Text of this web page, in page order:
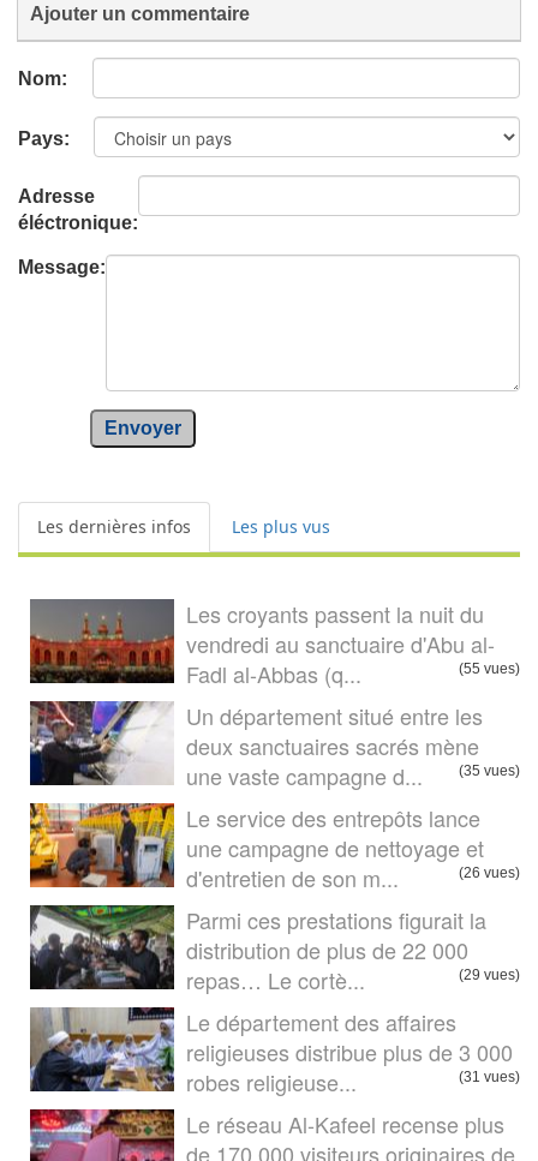
Ajouter un commentaire
Nom:
Pays:
Adresse
éléctronique:
Message:
Envoyer
Les dernières infos Les plus vus
Les croyants passent la nuit du
vendredi au sanctuaire d'Abu al-
Fadl al-Abbas (q...
(55 vues)
Un département situé entre les
deux sanctuaires sacrés mène
une vaste campagne d...
(35 vues)
Le service des entrepôts lance
une campagne de nettoyage et
d'entretien de son m...
(26 vues)
Parmi ces prestations figurait la
distribution de plus de 22 000
repas… Le cortè...
(29 vues)
Le département des affaires
religieuses distribue plus de 3 000
robes religieuse...
(31 vues)
Le réseau Al-Kafeel recense plus
de 170 000 visiteurs originaires de